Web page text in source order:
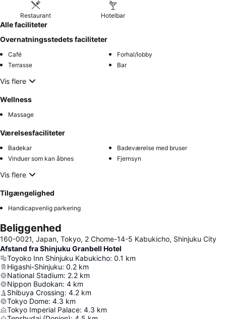
Restaurant Hotelbar
Alle faciliteter
Overnatningsstedets faciliteter
Café
Forhal/lobby
Terrasse
Bar
Vis flere
Wellness
Massage
Værelsesfaciliteter
Badekar
Badeværelse med bruser
Vinduer som kan åbnes
Fjernsyn
Vis flere
Tilgængelighed
Handicapvenlig parkering
Beliggenhed
160-0021, Japan, Tokyo, 2 Chome-14-5 Kabukicho, Shinjuku City
Afstand fra Shinjuku Granbell Hotel
Toyoko Inn Shinjuku Kabukicho: 0.1 km
Higashi-Shinjuku: 0.2 km
National Stadium: 2.2 km
Nippon Budokan: 4 km
Shibuya Crossing: 4.2 km
Tokyo Dome: 4.3 km
Tokyo Imperial Palace: 4.3 km